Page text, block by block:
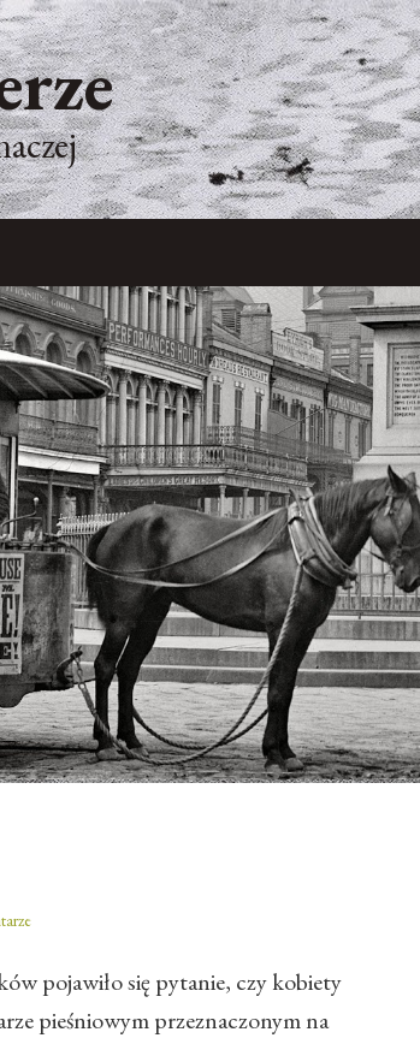
pojawiło się pytanie, czy kobiety
pieśniowym przeznaczonym na